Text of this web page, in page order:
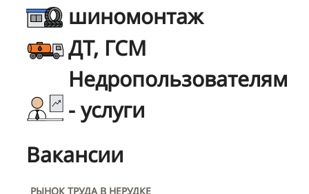
шиномонтаж
ДТ, ГСМ
Недропользователям
- услуги
Вакансии
РЫНОК ТРУДА В НЕРУДКЕ